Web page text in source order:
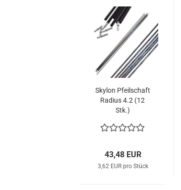
Skylon Pfeilschaft
Radius 4.2 (12
Stk.)
43,48 EUR
3,62 EUR pro Stück